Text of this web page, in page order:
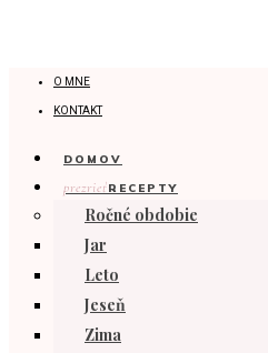
O MNE
KONTAKT
DOMOV
prezrieťRECEPTY
Ročné obdobie
Jar
Leto
Jeseň
Zima